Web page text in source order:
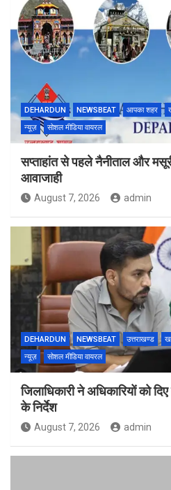
DEHARDUN NEWSBEAT आपका शहर
न्यूज़
सोशल मीडिया वायरल
सप्ताहांत से पहले नैनीताल और
आवाजाही
August 7, 2026 admin
DEHARDUN NEWSBEAT उत्तराखण्ड
न्यूज़
सोशल मीडिया वायरल
जिलाधिकारी ने अधिकारियों को
के निर्देश
August 7, 2026 admin